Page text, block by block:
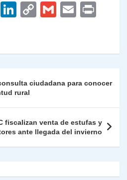
T
Li
e
n
C
y
n
k
G
l
E
l
ciudadana para conocer
rural
fiscalizan venta de estufas y
ante llegada del invierno